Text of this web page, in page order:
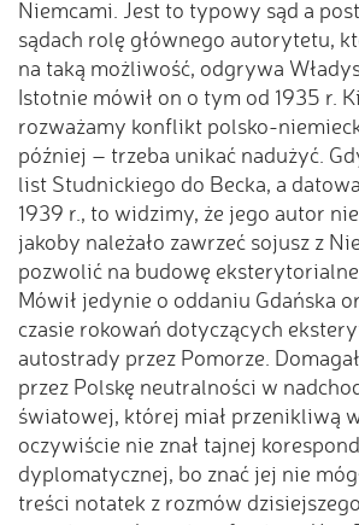
Niemcami. Jest to typowy sąd a
sądach rolę głównego autorytetu,
na taką możliwość, odgrywa
Istotnie mówił on o tym od 1935 r.
rozważamy konflikt polsko-
później – trzeba unikać nadużyć.
list Studnickiego do Becka, a
1939 r., to widzimy, że jego autor
jakoby należało zawrzeć sojusz z
pozwolić na budowę
Mówił jedynie o oddaniu Gdańska
czasie rokowań dotyczących
autostrady przez Pomorze.
przez Polskę neutralności w
światowej, której miał przenikliwą
oczywiście nie znał tajnej
dyplomatycznej, bo znać jej nie
treści notatek z rozmów